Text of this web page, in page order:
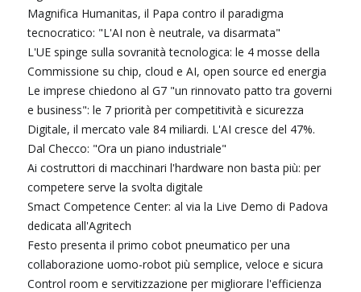
Magnifica Humanitas, il Papa contro il paradigma
tecnocratico: "L'AI non è neutrale, va disarmata"
L'UE spinge sulla sovranità tecnologica: le 4 mosse della
Commissione su chip, cloud e AI, open source ed energia
Le imprese chiedono al G7 "un rinnovato patto tra governi
e business": le 7 priorità per competitività e sicurezza
Digitale, il mercato vale 84 miliardi. L'AI cresce del 47%.
Dal Checco: "Ora un piano industriale"
Ai costruttori di macchinari l'hardware non basta più: per
competere serve la svolta digitale
Smact Competence Center: al via la Live Demo di Padova
dedicata all'Agritech
Festo presenta il primo cobot pneumatico per una
collaborazione uomo-robot più semplice, veloce e sicura
Control room e servitizzazione per migliorare l'efficienza